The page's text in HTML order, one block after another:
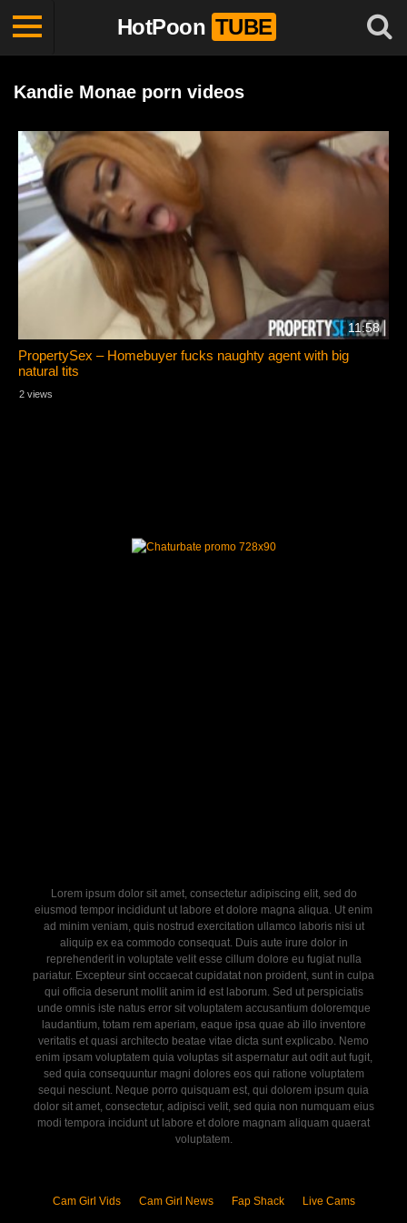
HotPoon TUBE
Kandie Monae porn videos
11:58
PropertySex – Homebuyer fucks naughty agent with big
natural tits
2 views
Lorem ipsum dolor sit amet, consectetur adipiscing elit, sed do
eiusmod tempor incididunt ut labore et dolore magna aliqua. Ut enim
ad minim veniam, quis nostrud exercitation ullamco laboris nisi ut
aliquip ex ea commodo consequat. Duis aute irure dolor in
reprehenderit in voluptate velit esse cillum dolore eu fugiat nulla
pariatur. Excepteur sint occaecat cupidatat non proident, sunt in culpa
qui officia deserunt mollit anim id est laborum. Sed ut perspiciatis
unde omnis iste natus error sit voluptatem accusantium doloremque
laudantium, totam rem aperiam, eaque ipsa quae ab illo inventore
veritatis et quasi architecto beatae vitae dicta sunt explicabo. Nemo
enim ipsam voluptatem quia voluptas sit aspernatur aut odit aut fugit,
sed quia consequuntur magni dolores eos qui ratione voluptatem
sequi nesciunt. Neque porro quisquam est, qui dolorem ipsum quia
dolor sit amet, consectetur, adipisci velit, sed quia non numquam eius
modi tempora incidunt ut labore et dolore magnam aliquam quaerat
voluptatem.
Cam Girl Vids Cam Girl News Fap Shack Live Cams